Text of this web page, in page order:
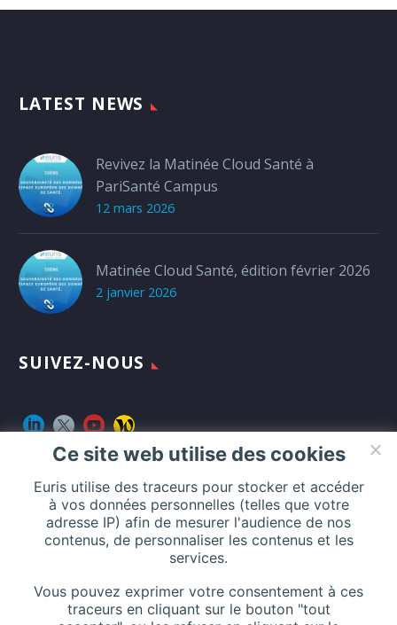
LATEST NEWS
Revivez la Matinée Cloud Santé à
PariSanté Campus
12 mars 2026
Matinée Cloud Santé, édition février 2026
2 janvier 2026
SUIVEZ-NOUS
CONTACT
116 Rue de Silly, 92100 Boulogne-Billancourt, France
Ce site web utilise des cookies
Euris utilise des traceurs pour stocker et accéder
à vos données personnelles (telles que votre
adresse IP) afin de mesurer l'audience de nos
contenus, de personnaliser les contenus et les
services.
Vous pouvez exprimer votre consentement à ces
traceurs en cliquant sur le bouton "tout